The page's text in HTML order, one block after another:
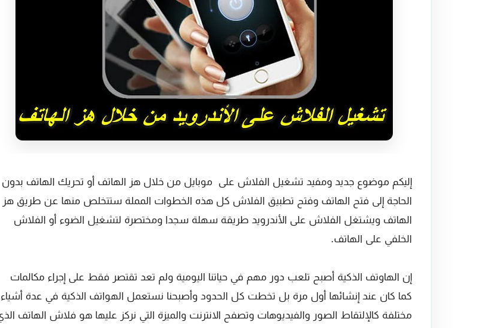
إليكم موضوع جديد ومفيد تشغيل الفلاش على موبايل من خلال هز الهاتف أو تحريك الهاتف بدون
الحاجة إلى فتح الهاتف وفتح تطبيق الفلاش كل هذه الخطوات المملة ستتخلص منها عن طريق هز
الهاتف ويشتغل الفلاش على الأندرويد طريقة سهلة سجدا ومختصرة لتشغيل الضوء أو الفلاش
الخلفي على الهاتف.
إن الهاوتف الذكية أصبح تلعب دور مهم في حياتنا اليومية ولم تعد تقتصر فقط على إجراء مكالمات
كما كان عند إنشائها أول مرة بل تخطت كل الحدود وأصبحنا نستعمل الهواتف الذكية في عدة أشياء
مختلفة كالإلتقاط الصور والفيديوهات وتصفح الانترنت والميزة التي نركز عليها هو فلاش الهاتف